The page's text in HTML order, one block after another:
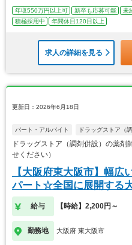
年収550万円以上可 新卒も応募可能 未
積極採用中
年間休日120日以上
求人の詳細を見る
更新日：2026年6月18日
パート・アルバイト ドラッグストア（
ドラッグストア（調剤併設）の薬
せください）
【大阪府東大阪市】幅
パート☆全国に展開する
給与 【時給】2,200円～
勤務地 大阪府 東大阪市